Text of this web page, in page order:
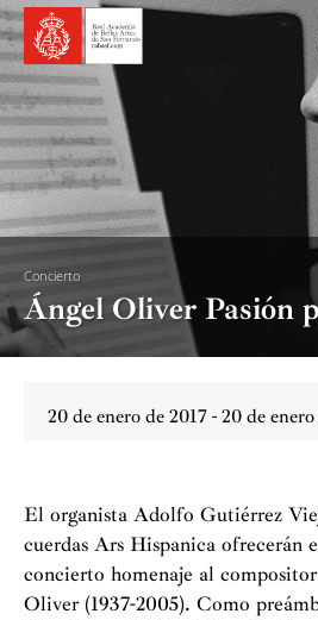
Ir
al
contenido
Concierto
Ángel Oliver Pasión
20 de enero de 2017 - 20 de
El organista Adolfo Gutiérrez
cuerdas Ars Hispanica ofrecerán
concierto homenaje al
Oliver (1937-2005). Como